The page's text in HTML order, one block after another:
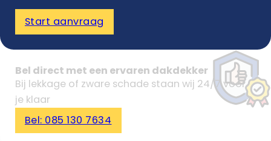
Start aanvraag
Bel direct met een ervaren dakdekker
Bij lekkage of zware schade staan wij 24/7 voor
je klaar
Bel: 085 130 7634